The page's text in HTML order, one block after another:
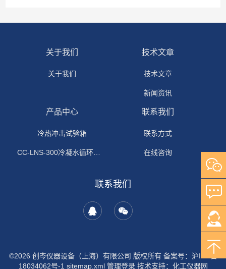
关于我们
关于我们
技术文章
技术文章
新闻资讯
产品中心
冷热冲击试验箱
CC-LNS-300冷凝水循环试验箱
联系我们
联系方式
在线咨询
联系我们
©2026 创岑仪器设备（上海）有限公司 版权所有 备案号：沪ICP备
18034062号-1 sitemap.xml 管理登录技术支持： 化工仪器网